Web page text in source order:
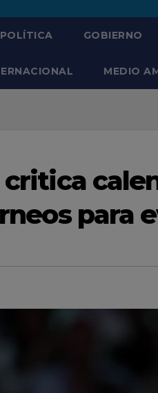
POLÍTICA GOBIERNO
MEDIO
critica
para